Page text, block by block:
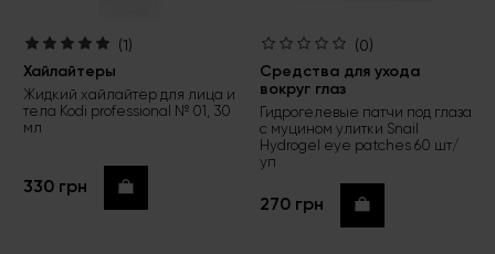
(1)
Хайлайтеры
Жидкий хайлайтер для лица и
тела Kodi professional № 01, 30
мл
330 грн Купить
(0)
Средства для ухода
вокруг глаз
Гидрогелевые патчи под глаза
с муцином улитки Snail
Hydrogel eye patches 60 шт/
уп
270 грн Купить